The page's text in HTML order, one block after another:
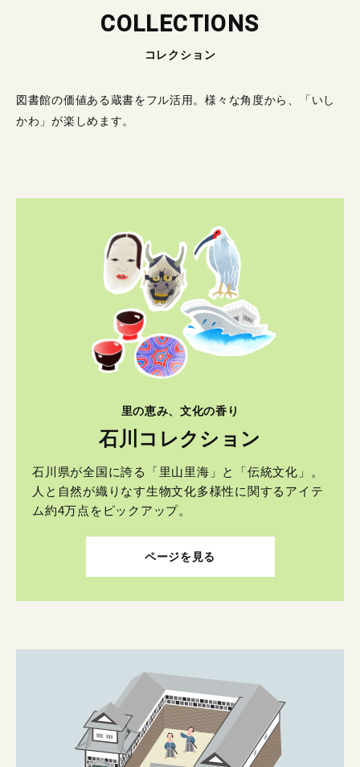
COLLECTIONS
コレクション
図書館の価値ある蔵書をフル活用。様々な角度から、「いし
かわ」が楽しめます。
里の恵み、文化の香り
石川コレクション
石川県が全国に誇る「里山里海」と「伝統文化」。
人と自然が織りなす生物文化多様性に関するアイテ
ム約4万点をピックアップ。
ページを見る